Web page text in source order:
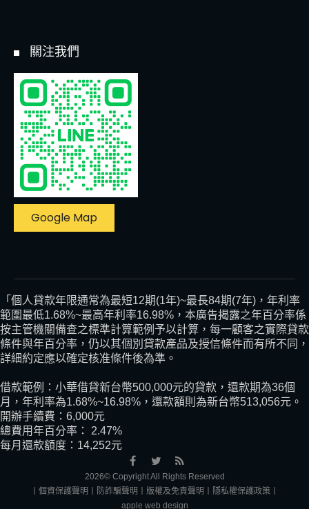
關注我們
Google Map
「個人貸款年限通常為最短12期(1年)~最長84期(7年)，年利率
範圍最低1.68%~最高年利率16.98%，本廣告揭露之年百分率係
按主管機關備查之標準計算範例予以計算，每一顧客之實際貸款
條件與年百分率，仍以其個別貸款產品及授信條件而有所不同，
詳細約定應以確定核准條件後為準。
借款範例：小華借貸新台幣500,000元的貸款，還款期為36個
月，年利率為1.68%~16.98%，還款額則為新台幣513,056元。
開辦手續費：6,000元
總費用年百分率： 2.47%
每月還款額度：14,252元
2026© Copyright All Rights Reserved
丨個資保護聲明 丨防詐騙聲明 丨版權及免責聲明 丨隱私權保護政策丨
apple web design